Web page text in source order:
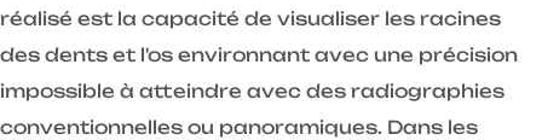
réalisé est la capacité de visualiser les racines
des dents et l'os environnant avec une précision
impossible à atteindre avec des radiographies
conventionnelles ou panoramiques. Dans les